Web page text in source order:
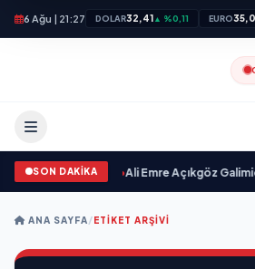
6 Ağu | 21:27 DOLAR32,41▲ %0,11 EURO
SON DAKİKA
“ yayımlandı Ali Emre Açıkgöz
ANA SAYFA/ETIKET ARŞIVI